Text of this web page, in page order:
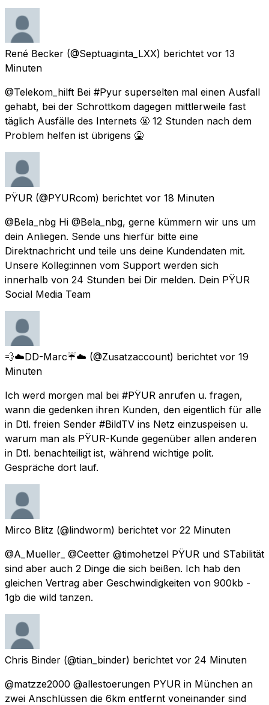
René Becker (@Septuaginta_LXX) berichtet vor 13
Minuten
@Telekom_hilft Bei #Pyur superselten mal einen Ausfall
gehabt, bei der Schrottkom dagegen mittlerweile fast
täglich Ausfälle des Internets 🤬 12 Stunden nach dem
Problem helfen ist übrigens 🤮
PŸUR (@PYURcom) berichtet vor 18 Minuten
@Bela_nbg Hi @Bela_nbg, gerne kümmern wir uns um
dein Anliegen. Sende uns hierfür bitte eine
Direktnachricht und teile uns deine Kundendaten mit.
Unsere Kolleg:innen vom Support werden sich
innerhalb von 24 Stunden bei Dir melden. Dein PŸUR
Social Media Team
💨☁️DD-Marc☔️☁️ (@Zusatzaccount) berichtet vor 19
Minuten
Ich werd morgen mal bei #PŸUR anrufen u. fragen,
wann die gedenken ihren Kunden, den eigentlich für alle
in Dtl. freien Sender #BildTV ins Netz einzuspeisen u.
warum man als PŸUR-Kunde gegenüber allen anderen
in Dtl. benachteiligt ist, während wichtige polit.
Gespräche dort lauf.
Mirco Blitz (@lindworm) berichtet vor 22 Minuten
@A_Mueller_ @Ceetter @timohetzel PŸUR und STabilität
sind aber auch 2 Dinge die sich beißen. Ich hab den
gleichen Vertrag aber Geschwindigkeiten von 900kb -
1gb die wild tanzen.
Chris Binder (@tian_binder) berichtet vor 24 Minuten
@matzze2000 @allestoerungen PYUR in München an
zwei Anschlüssen die 6km entfernt voneinander sind